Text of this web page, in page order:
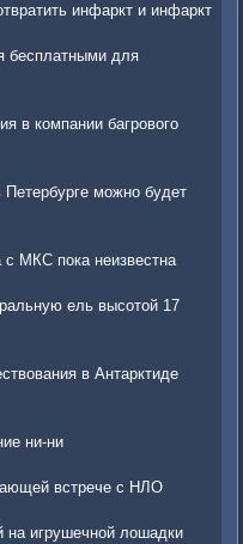
инфаркт и инфаркт
бесплатными для
в компании багрового
можно будет
с МКС пока неизвестна
ель высотой 17
в Антарктиде
ни-ни
встрече с НЛО
на игрушечной лошадки